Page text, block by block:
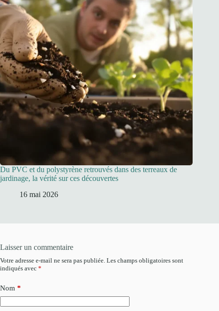
Du PVC et du polystyrène retrouvés dans des terreaux de
jardinage, la vérité sur ces découvertes
16 mai 2026
Laisser un commentaire
Votre adresse e-mail ne sera pas publiée. Les champs obligatoires sont
indiqués avec *
Nom *